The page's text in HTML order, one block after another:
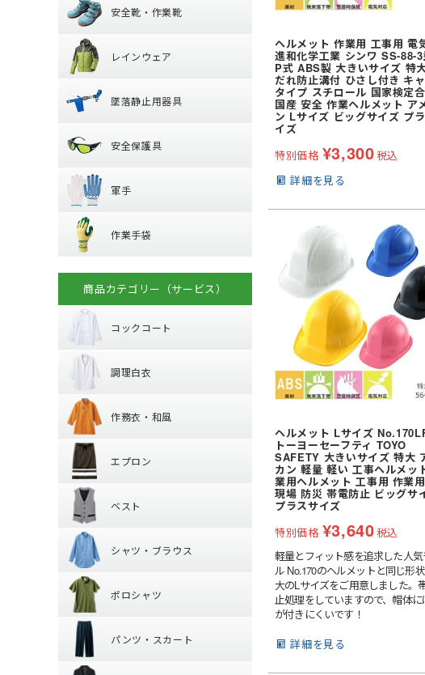
ヘルメット 作業用 工事用 電
進和化学工業 シンワ SS-88-3
P式 ABS製 大きいサイズ 特
だれ防止溝付 ひさし付き キ
タイプ スチロール 国家検定
国産 安全 作業ヘルメット ア
ン Lサイズ ビッグサイズ プ
イズ
特別価格 ¥3,300税込
詳細を見る
ヘルメット Lサイズ
トーヨーセーフティ TOYO
SAFETY 大きいサイズ 特大
カン 軽量 軽い 工事ヘルメッ
業用ヘルメット 工事用 作業
現場 防災 帯電防止 ビッグサ
プラスサイズ
特別価格 ¥3,640税込
軽量とフィット感を追求した人
ル No.170のヘルメットと同じ形
大のLサイズをご用意しました。
止処理をしていますので、帽体に
が付きにくいです！
詳細を見る
軽作業帽
折りたたみタイプ
レディース
内装 (着装体)
防災面(フェイスシールド)
保護メガネ
クリーンルーム用品
熱中症対策グッズ
安全靴・作業靴
ローカット・短靴タイプ
ブーツ・半長靴・ロング
サンダル
ルームシューズ (室内履き)
オーバーシューズ
レインウェア
つなぎ
パンツ・ズボン
ヤッケ・かぶり
レインシューズ
墜落静止用器具
墜落静止用器具
【特集】納期が早い墜落静止用
ハーネス型 (1丁掛け 第2種)
ハーネス型 (2丁掛け 第2種)
ハーネス型 (ランヤード・ロー
フック・パッド等付属品
柱上用 (ワークポジショニング)
セーフティーブロック
(安全ブロック)
安全保護具
安全保護具
溶接面
軍手
軍手
ラバー軍手 (ゴム張り軍手)
混紡軍手 (コンボー)
化学繊維軍手
滑り止めなし軍手
10ゲージ軍手 (薄手)
火元作業用軍手
作業手袋
作業手袋
スムス手袋 (縫製手袋)
使い捨て手袋 (使い切り手袋)
耐薬品・耐溶剤
制電
特殊手袋
商品カテゴリー（サービス）
コックコート
コックコート
長袖
半袖
調理白衣
調理白衣
長袖
作務衣・和風
作務衣・和風
作務衣・ジンベイ（上衣）
和風エプロン・前掛
和風小物・履物・アクセサリー
エプロン
エプロン
胸当てエプロン
カマーエプロン
ベスト
ベスト
襟なしベスト
丸襟ベスト
シャツ・ブラウス
シャツ・ブラウス
レギュラーカラー
ワイドカラー
オープンカラー
ボタンダウン
ポロシャツ
ポロシャツ
長袖
半袖
パンツ・スカート
パンツ・スカート